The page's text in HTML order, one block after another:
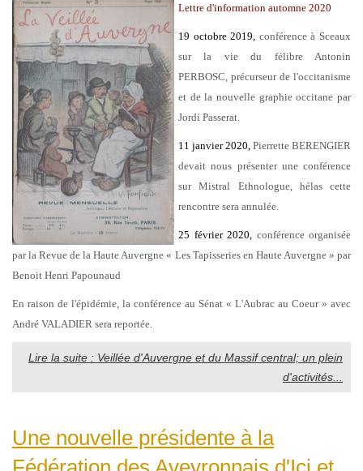
Lettre d'information automne 2020
19 octobre 2019, conférence à Sceaux
sur la vie du félibre Antonin
PERBOSC, précurseur de l'occitanisme
et de la nouvelle graphie occitane par
Jordi Passerat.
11 janvier 2020, Pierrette BERENGIER
devait nous présenter une conférence
sur Mistral Ethnologue, hélas cette
rencontre sera annulée.
25 février 2020,
conférence organisée
par la Revue de la Haute Auvergne « Les Tapisseries en Haute Auvergne » par
Benoit Henri Papounaud
En raison de l'épidémie, la conférence au Sénat « L'Aubrac au Coeur » avec
André VALADIER sera reportée.
Lire la suite : Veillée d'Auvergne et du Massif central; un plein
d'activités...
Une nouvelle présidente à la